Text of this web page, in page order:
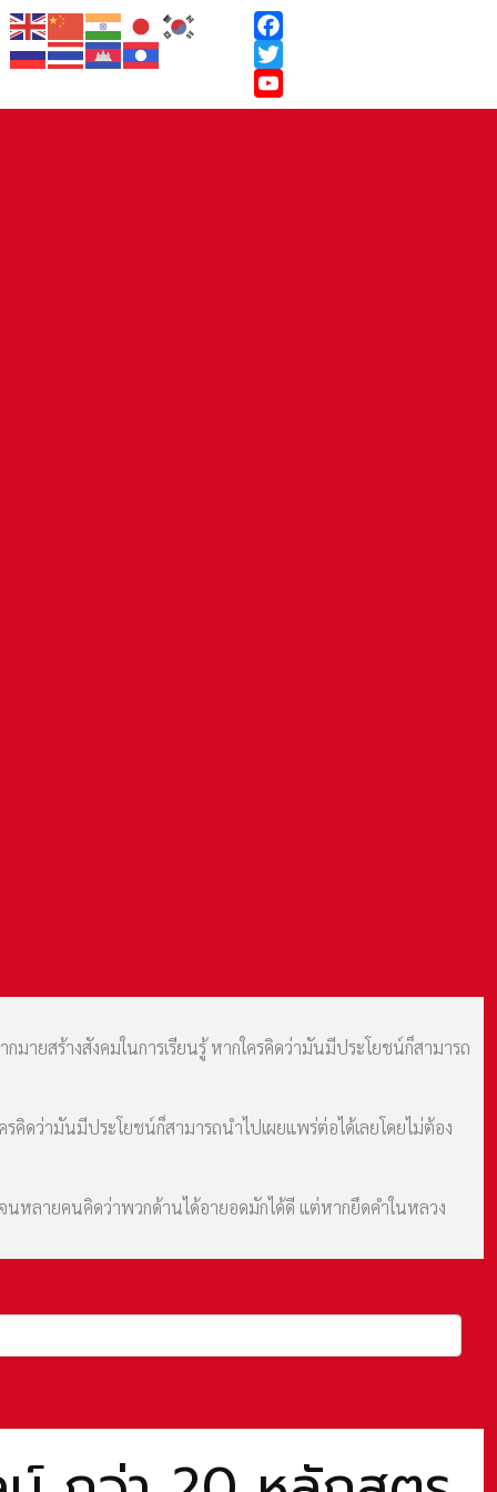
Facebook
Twitter
YouTube
ายสร้างสังคมในการเรียนรู้ หากใครคิดว่ามันมีประโยชน์ก็สามารถ
คิดว่ามันมีประโยชน์ก็สามารถนำไปเผยแพร่ต่อได้เลยโดยไม่ต้อง
หลายคนคิดว่าพวกด้านได้อายอดมักได้ดี แต่หากยึดคำในหลวง